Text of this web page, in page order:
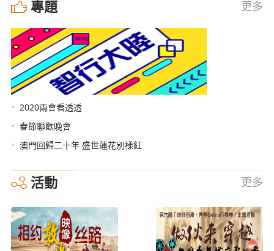
專題 更多
• 2020兩會看透透
• 春節聯歡晚會
• 澳門回歸二十年 盛世蓮花別樣紅
活動 更多